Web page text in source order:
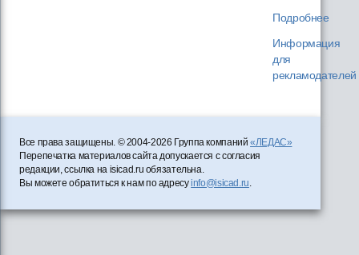
Подробнее
Информация
для
рекламодателей
Все права защищены. © 2004-2026 Группа компаний«ЛЕДАС»
Перепечатка материалов сайта допускается с согласия
редакции, ссылка на isicad.ru обязательна.
Вы можете обратиться к нам по адресуinfo@isicad.ru.